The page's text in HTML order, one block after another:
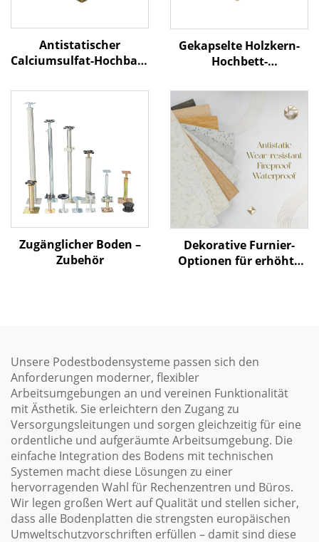
Antistatischer
Calciumsulfat-Hochbau-
Oberfläche
Gekapselte Holzkern-
Hochbett-
Zugänglicher Boden –
Zubehör
Dekorative Furnier-
Optionen für erhöhte
Unsere Podestbodensysteme passen sich den
Anforderungen moderner, flexibler
Arbeitsumgebungen an und vereinen Funktionalität
mit Ästhetik. Sie erleichtern den Zugang zu
Versorgungsleitungen und sorgen gleichzeitig für eine
ordentliche und aufgeräumte Arbeitsumgebung. Die
einfache Integration des Bodens mit technischen
Systemen macht diese Lösungen zu einer
hervorragenden Wahl für Rechenzentren und Büros.
Wir legen großen Wert auf Qualität und stellen sicher,
dass alle Bodenplatten die strengsten europäischen
Umweltschutzvorschriften erfüllen – damit sind diese